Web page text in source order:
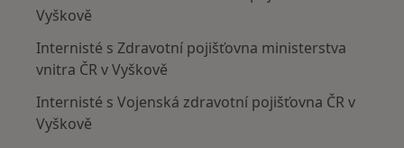
Vyškově
Internisté s Zdravotní pojišťovna ministerstva
vnitra ČR v Vyškově
Internisté s Vojenská zdravotní pojišťovna ČR v
Vyškově